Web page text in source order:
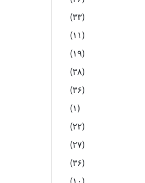
(۳۳)
(۱۱)
(۱۹)
(۳۸)
(۳۶)
(۱)
(۲۲)
(۲۷)
(۳۶)